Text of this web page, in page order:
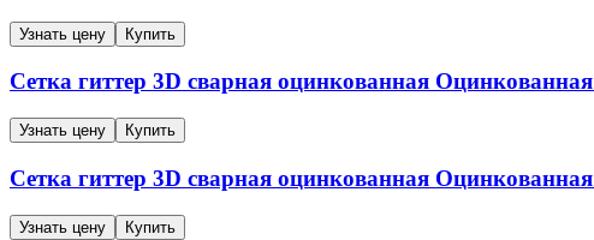
Узнать цену Купить
Сетка гиттер 3D сварная оцинкованная Оцинкованная
Узнать цену Купить
Сетка гиттер 3D сварная оцинкованная Оцинкованная
Узнать цену Купить